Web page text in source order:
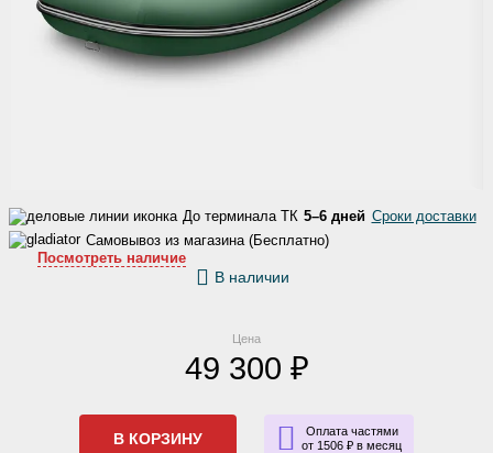
До терминала ТК 5–6 дней Сроки доставки
Самовывоз из магазина (Бесплатно)
Посмотреть наличие
В наличии
Цена
49 300 ₽
В КОРЗИНУ
Оплата частями
от 1506 ₽ в месяц